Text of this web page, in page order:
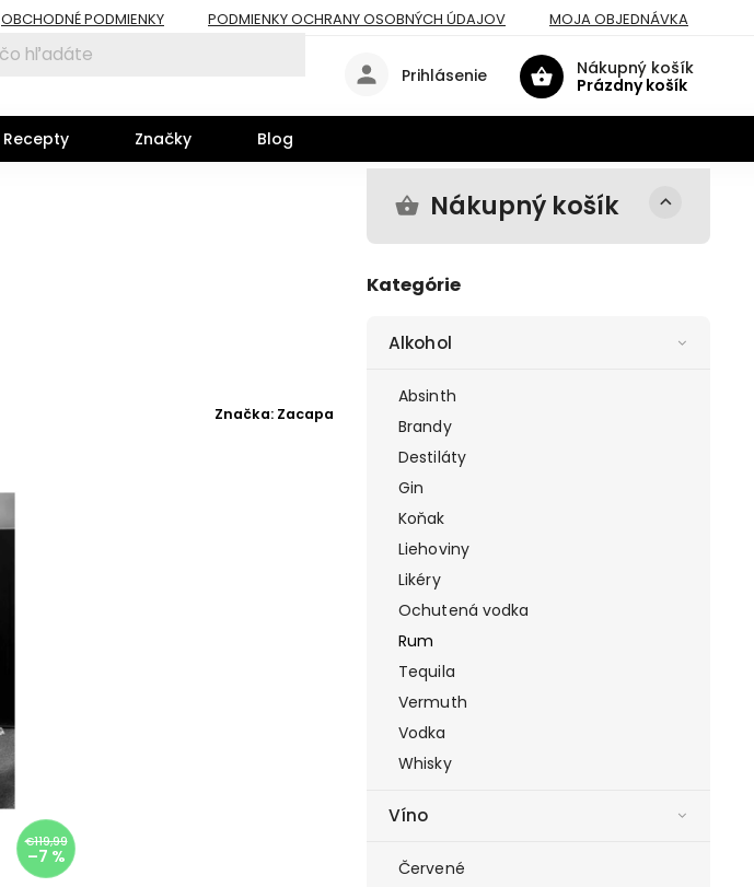
OBCHODNÉ PODMIENKY PODMIENKY OCHRANY OSOBNÝCH ÚDAJOV MOJA OBJEDNÁVKA
Nákupný košík
Prázdny košík
Prihlásenie
Recepty Značky Blog
Nákupný košík
Kategórie
Alkohol
Absinth
Brandy
Destiláty
Gin
Koňak
Liehoviny
Likéry
Ochutená vodka
Rum
Tequila
Vermuth
Vodka
Whisky
Víno
Červené
Značka: Zacapa
€119,99
–7 %